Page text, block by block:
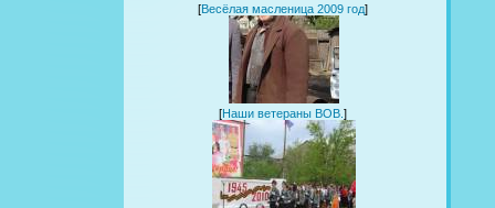
[Весёлая масленица 2009 год]
[Наши ветераны ВОВ.]